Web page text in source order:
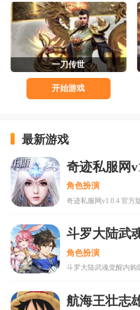
一刀传世
开始游戏
最新游戏
角色扮演
角色扮演